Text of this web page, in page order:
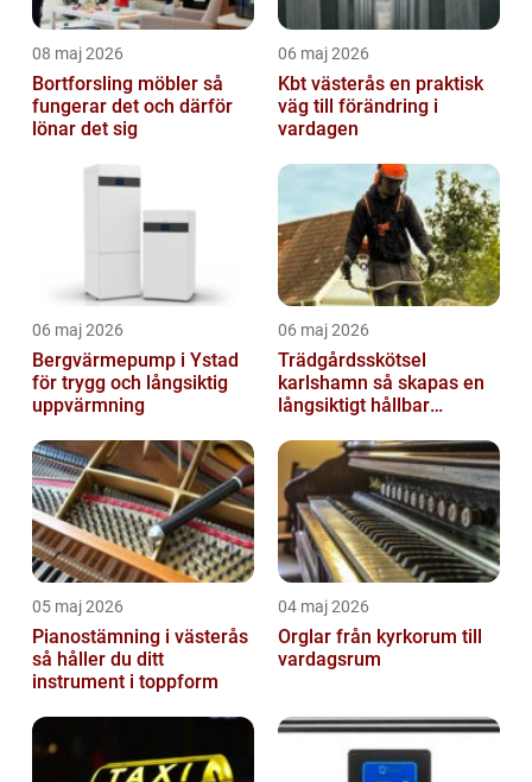
08 maj 2026
Bortforsling möbler så
fungerar det och därför
lönar det sig
06 maj 2026
Kbt västerås en praktisk
väg till förändring i
vardagen
06 maj 2026
Bergvärmepump i Ystad
för trygg och långsiktig
uppvärmning
06 maj 2026
Trädgårdsskötsel
karlshamn så skapas en
långsiktigt hållbar
05 maj 2026
Pianostämning i västerås
så håller du ditt
instrument i toppform
04 maj 2026
Orglar från kyrkorum till
vardagsrum